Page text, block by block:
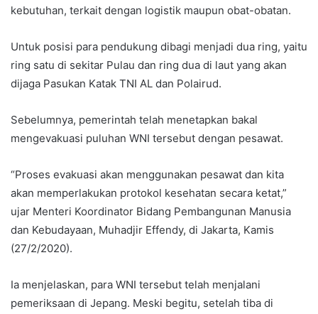
kebutuhan, terkait dengan logistik maupun obat-obatan.
Untuk posisi para pendukung dibagi menjadi dua ring, yaitu
ring satu di sekitar Pulau dan ring dua di laut yang akan
dijaga Pasukan Katak TNI AL dan Polairud.
Sebelumnya, pemerintah telah menetapkan bakal
mengevakuasi puluhan WNI tersebut dengan pesawat.
“Proses evakuasi akan menggunakan pesawat dan kita
akan memperlakukan protokol kesehatan secara ketat,”
ujar Menteri Koordinator Bidang Pembangunan Manusia
dan Kebudayaan, Muhadjir Effendy, di Jakarta, Kamis
(27/2/2020).
Ia menjelaskan, para WNI tersebut telah menjalani
pemeriksaan di Jepang. Meski begitu, setelah tiba di